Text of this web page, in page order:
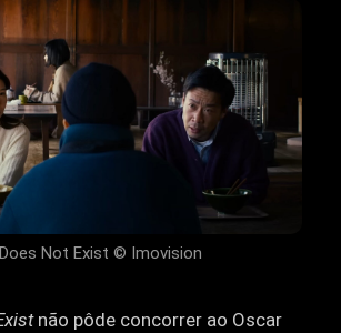
Not Exist © Imovision
não pôde concorrer ao Oscar